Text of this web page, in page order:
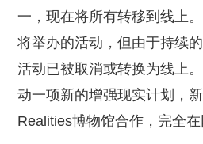
一，现在将所有转移到线上
将举办的活动，但由于持续
活动已被取消或转换为线上
动一项新的增强现实计划，
Realities博物馆合作，完全在